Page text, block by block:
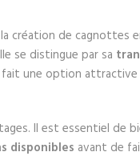
création de cagnottes
se distingue par sa
une option
Il est essentiel de
disponibles avant de